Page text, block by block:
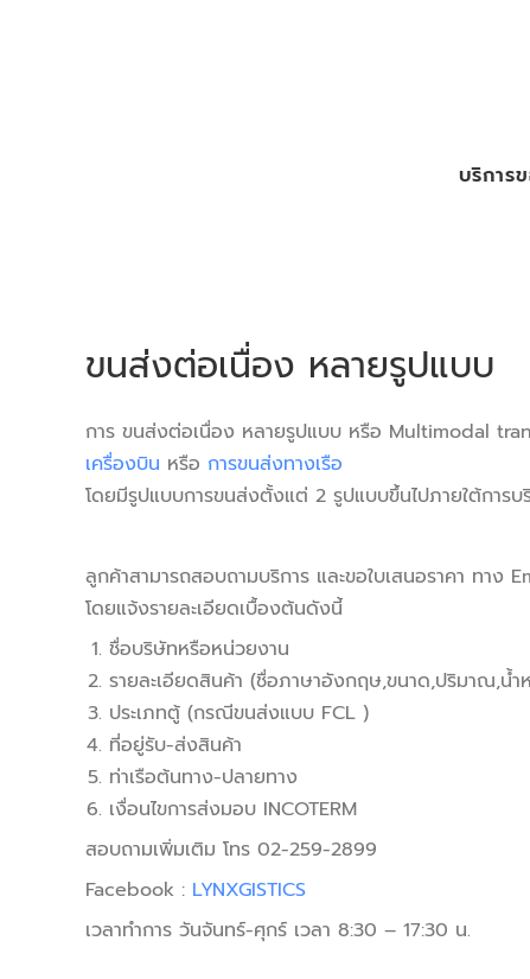
บริการ
ขนส่งต่อเนื่อง หลายรูปแบบ
การ ขนส่งต่อเนื่อง หลายรูปแบบ หรือ Multimodal
เครื่องบิน หรือ การขนส่งทางเรือ
โดยมีรูปแบบการขนส่งตั้งแต่ 2 รูปแบบขึ้นไปภายใต้การบ
ลูกค้าสามารถสอบถามบริการ และขอใบเสนอราคา ทาง
โดยแจ้งรายละเอียดเบื้องต้นดังนี้
ชื่อบริษัทหรือหน่วยงาน
รายละเอียดสินค้า (ชื่อภาษาอังกฤษ,ขนาด,ปริมาณ,น้
ประเภทตู้ (กรณีขนส่งแบบ FCL )
ที่อยู่รับ-ส่งสินค้า
ท่าเรือต้นทาง-ปลายทาง
เงื่อนไขการส่งมอบ INCOTERM
สอบถามเพิ่มเติม โทร 02-259-2899
Facebook : LYNXGISTICS
เวลาทำการ วันจันทร์-ศุกร์ เวลา 8:30 – 17:30 น.